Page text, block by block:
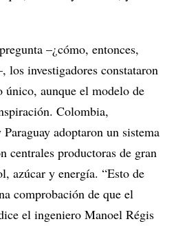
–¿cómo, entonces,
los investigadores constataron
único, aunque el modelo de
Colombia,
adoptaron un sistema
centrales productoras de gran
azúcar y energía. “Esto de
comprobación de que el
el ingeniero Manoel Régis